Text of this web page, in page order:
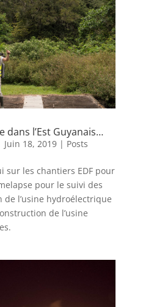
dans l’Est Guyanais…
Juin 18, 2019| Posts
sur les chantiers EDF pour
pour le suivi des
l’usine hydroélectrique
de l’usine